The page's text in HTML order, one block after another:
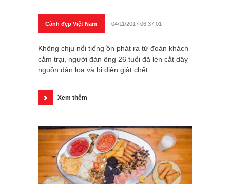
Cảnh đẹp Việt Nam 04/11/2017 06:37:01
Không chịu nổi tiếng ồn phát ra từ đoàn khách
cắm trại, người đàn ông 26 tuổi đã lén cắt dây
nguồn dàn loa và bị điện giật chết.
Xem thêm